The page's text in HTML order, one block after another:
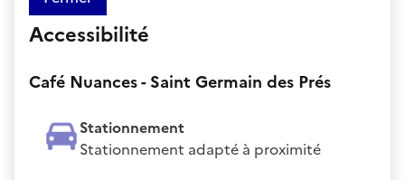
Accessibilité
Café Nuances - Saint Germain des Prés
Stationnement
Stationnement adapté à proximité